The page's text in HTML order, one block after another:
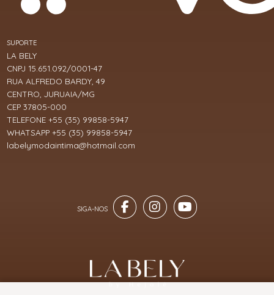
SUPORTE
LA BELY
CNPJ 15.651.092/0001-47
RUA ALFREDO BARDY, 49
CENTRO, JURUAIA/MG
CEP 37805-000
TELEFONE +55 (35) 99858-5947
WHATSAPP +55 (35) 99858-5947
labelymodaintima@hotmail.com